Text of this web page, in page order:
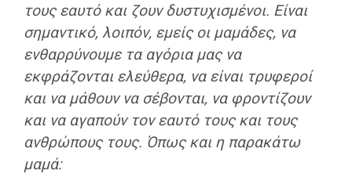
τους εαυτό και ζουν δυστυχισμένοι. Είναι
σημαντικό, λοιπόν, εμείς οι μαμάδες, να
ενθαρρύνουμε τα αγόρια μας να
εκφράζονται ελεύθερα, να είναι τρυφεροί
και να μάθουν να σέβονται, να φροντίζουν
και να αγαπούν τον εαυτό τους και τους
ανθρώπους τους. Όπως και η παρακάτω
μαμά: